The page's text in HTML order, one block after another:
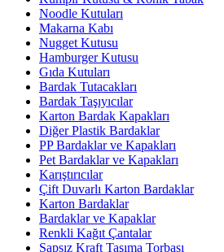
Noodle Kutuları
Makarna Kabı
Nugget Kutusu
Hamburger Kutusu
Gıda Kutuları
Bardak Tutacakları
Bardak Taşıyıcılar
Karton Bardak Kapakları
Diğer Plastik Bardaklar
PP Bardaklar ve Kapakları
Pet Bardaklar ve Kapakları
Karıştırıcılar
Çift Duvarlı Karton Bardaklar
Karton Bardaklar
Bardaklar ve Kapaklar
Renkli Kağıt Çantalar
Sapsız Kraft Taşıma Torbası